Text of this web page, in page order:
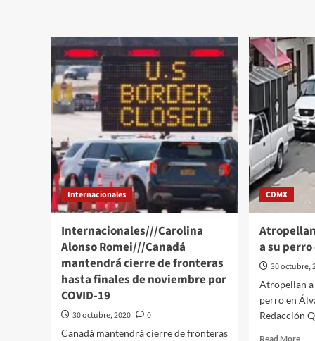
a
Internacionales
Internacionales///Carolina
Alonso Romei///Canadá
mantendrá cierre de fronteras
hasta finales de noviembre por
COVID-19
30 octubre, 2020
0
Canadá mantendrá cierre de fronteras
CDMX
a su
30 octubre,
Atropellan a
perro en
Redacción
Read MoreRead